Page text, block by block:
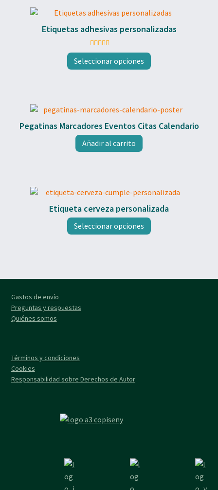
Etiquetas adhesivas personalizadas
Valorado con
5.00de 5
Seleccionar opciones
Pegatinas Marcadores Eventos Citas Calendario
Añadir al carrito
Etiqueta cerveza personalizada
Seleccionar opciones
Gastos de envío
Preguntas y respuestas
Quiénes somos
Términos y condiciones
Cookies
Responsabilidad sobre Derechos de Autor